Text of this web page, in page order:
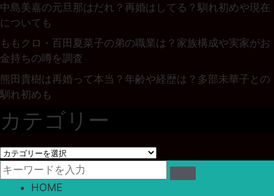
中島美嘉の元旦那はだれ？再婚はしてる？馴れ初めや現在
についても
ももクロ・百田夏菜子の弟の職業は？家族構成や実家がお
金持ちの噂を調査
熊田貴樹は再婚って本当？年齢や経歴は？多部未華子との
馴れ初めも
カテゴリー
カ
テ
ゴ
HOME